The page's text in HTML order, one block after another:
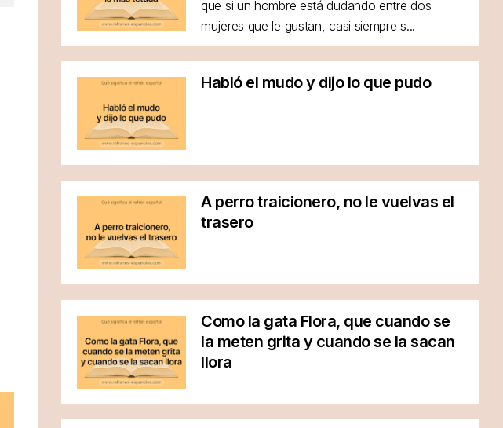
que si un hombre está dudando entre dos
mujeres que le gustan, casi siempre s...
Habló el mudo y dijo lo que pudo
A perro traicionero, no le vuelvas el
trasero
Como la gata Flora, que cuando se
la meten grita y cuando se la sacan
llora